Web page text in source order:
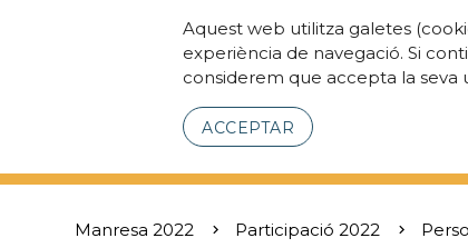
Aquest web utilitza galetes
experiència de navegació. Si
considerem que accepta la seva
ACCEPTAR
Manresa 2022 Participació 2022